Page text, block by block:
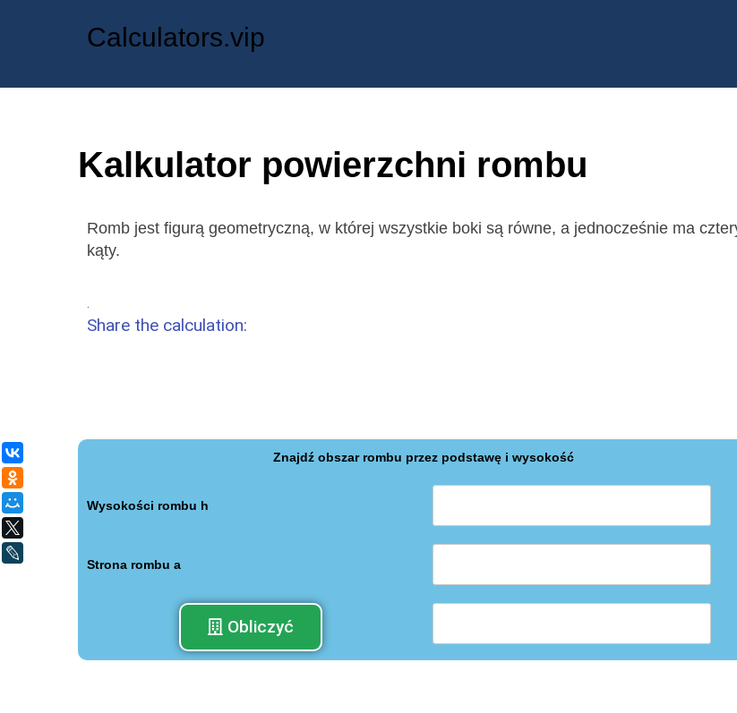
Calculators.vip
Kalkulator powierzchni rombu
Romb jest figurą geometryczną, w której wszystkie boki są równe, a jednocześnie ma
kąty.
Share the calculation:
Znajdź obszar rombu przez podstawę i wysokość
Wysokości rombu h
Strona rombu а
Obliczyć
ВКонтакте